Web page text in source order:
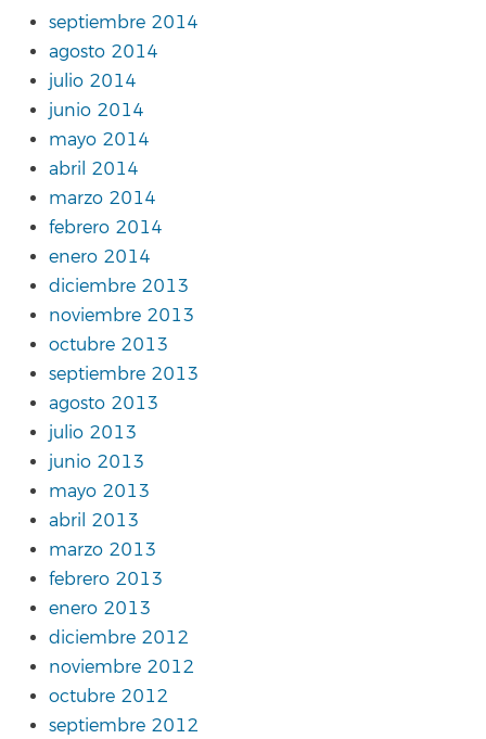
septiembre 2014
agosto 2014
julio 2014
junio 2014
mayo 2014
abril 2014
marzo 2014
febrero 2014
enero 2014
diciembre 2013
noviembre 2013
octubre 2013
septiembre 2013
agosto 2013
julio 2013
junio 2013
mayo 2013
abril 2013
marzo 2013
febrero 2013
enero 2013
diciembre 2012
noviembre 2012
octubre 2012
septiembre 2012